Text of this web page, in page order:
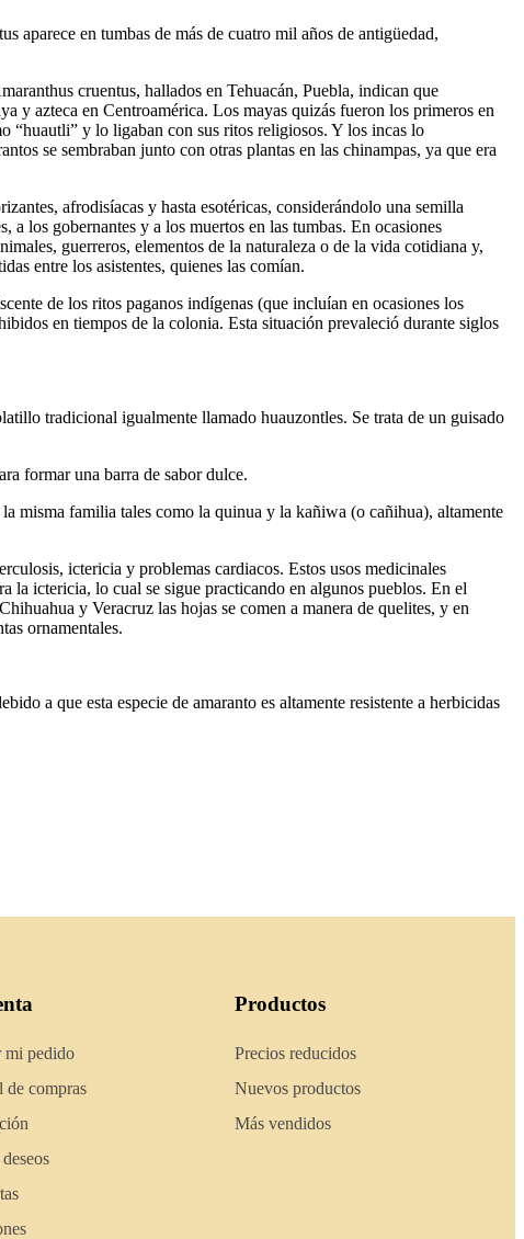
aparece en tumbas de más de cuatro mil años de antigüedad,
cruentus, hallados en Tehuacán, Puebla, indican que
y azteca en Centroamérica. Los mayas quizás fueron los primeros en
“huautli” y lo ligaban con sus ritos religiosos. Y los incas lo
se sembraban junto con otras plantas en las chinampas, ya que era
afrodisíacas y hasta esotéricas, considerándolo una semilla
a los gobernantes y a los muertos en las tumbas. En ocasiones
guerreros, elementos de la naturaleza o de la vida cotidiana y,
entre los asistentes, quienes las comían.
de los ritos paganos indígenas (que incluían en ocasiones los
en tiempos de la colonia. Esta situación prevaleció durante siglos
tradicional igualmente llamado huauzontles. Se trata de un guisado
formar una barra de sabor dulce.
misma familia tales como la quinua y la kañiwa (o cañihua), altamente
ictericia y problemas cardiacos. Estos usos medicinales
la ictericia, lo cual se sigue practicando en algunos pueblos. En el
y Veracruz las hojas se comen a manera de quelites, y en
ornamentales.
a que esta especie de amaranto es altamente resistente a herbicidas
mi pedido
de compras
Productos
Precios reducidos
Nuevos productos
Más vendidos